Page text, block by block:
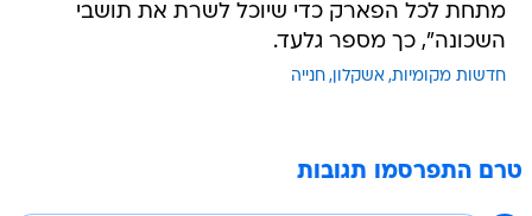
מתחת לכל הפארק כדי שיוכל לשרת את תושבי
השכונה", כך מספר גלעד.
חדשות מקומיות אשקלון חנייה
טרם התפרסמו תגובות